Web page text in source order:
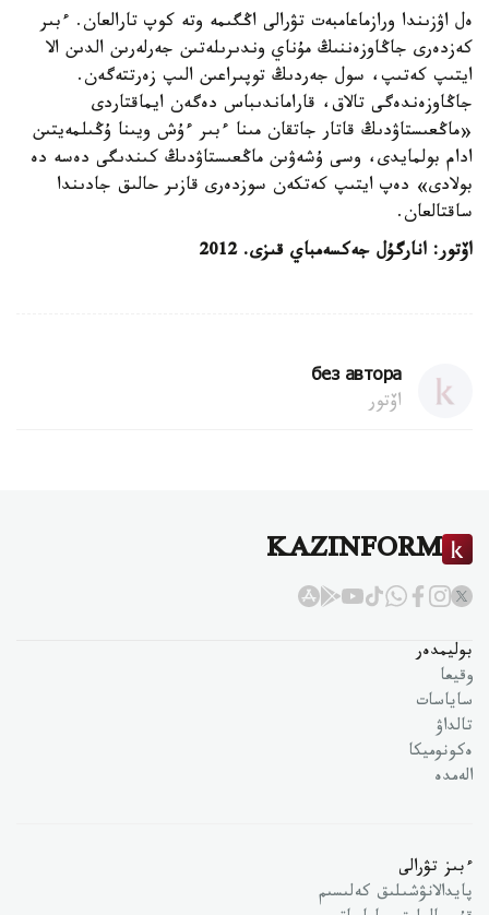
ەل اۋزىندا ورازماعامبەت تۋرالى اڭگىمە وتە كوپ تارالعان. ءبىر
كەزدەرى جاڭاوزەننىڭ مۇناي وندىرىلەتىن جەرلەرىن الدىن الا
ايتىپ كەتىپ، سول جەردىڭ توپىراعىن الىپ زەرتتەگەن.
جاڭاوزەندەگى تالاق، قاراماندىباس دەگەن ايماقتاردى
«ماڭعىستاۋدىڭ قاتار جاتقان مىنا ءبىر ءۇش ويىنا ۇڭىلمەيتىن
ادام بولمايدى، وسى ۇشەۋىن ماڭعىستاۋدىڭ كىندىگى دەسە دە
بولادى» دەپ ايتىپ كەتكەن سوزدەرى قازىر حالىق جادىندا
ساقتالعان.
اۆتور: انارگۇل جەكسەمباي قىزى. 2012
без автора
اۆتور
KAZINFORM
بوليمدەر
وقيعا
ساياسات
تالداۋ
ەكونوميكا
الەمدە
ءبىز تۋرالى
پايدالانۋشىلىق كەلىسىم